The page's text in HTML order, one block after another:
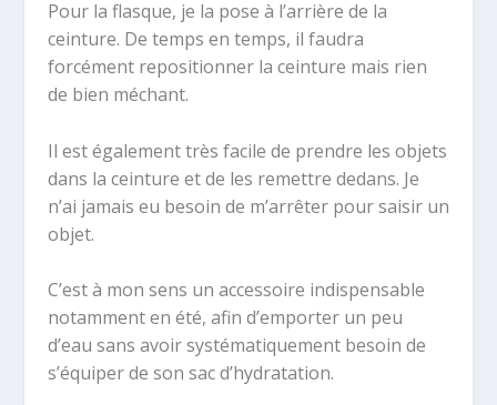
Pour la flasque, je la pose à l’arrière de la
ceinture. De temps en temps, il faudra
forcément repositionner la ceinture mais rien
de bien méchant.
Il est également très facile de prendre les objets
dans la ceinture et de les remettre dedans. Je
n’ai jamais eu besoin de m’arrêter pour saisir un
objet.
C’est à mon sens un accessoire indispensable
notamment en été, afin d’emporter un peu
d’eau sans avoir systématiquement besoin de
s’équiper de son sac d’hydratation.